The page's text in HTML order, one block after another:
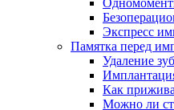
Экспресс
Памятка перед
Удаление
Как
Можно ли